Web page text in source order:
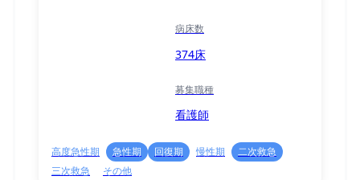
病床数
374床
募集職種
看護師
高度急性期 急性期 回復期 慢性期
二次救急
三次救急
その他